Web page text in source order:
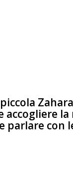
accogliere
parlare con